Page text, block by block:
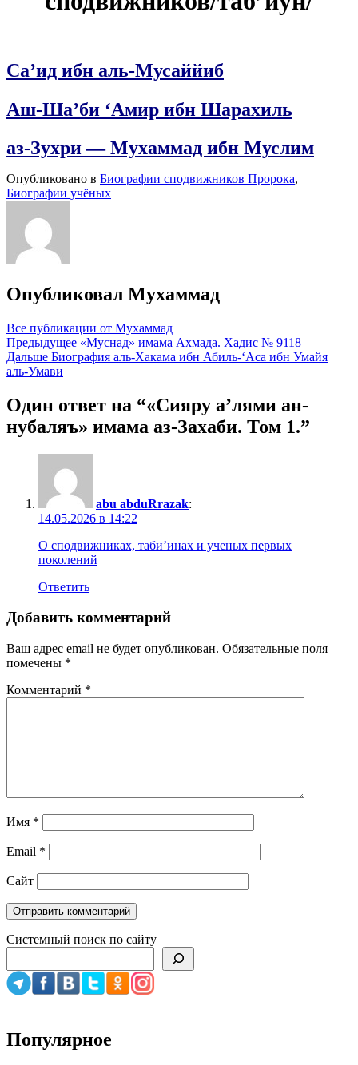
Са’ид ибн аль-Мусаййиб
Аш-Ша’би ‘Амир ибн Шарахиль
аз-Зухри — Мухаммад ибн Муслим
Опубликовано в Биографии сподвижников Пророка,
Биографии учёных
Опубликовал Мухаммад
Все публикации от Мухаммад
Навигация
по
Предыдущее «Муснад» имама Ахмада. Хадис № 9118
Дальше Биография аль-Хакама ибн Абиль-‘Аса ибн Умайя
аль-Умави
Один ответ на “«Сияру а’лями ан-
нубаляъ» имама аз-Захаби. Том 1.”
abu abduRrazak:
14.05.2026 в 14:22
О сподвижниках, таби’инах и ученых первых
поколений
Ответить
Добавить комментарий
Ваш адрес email не будет опубликован. Обязательные поля
помечены *
Комментарий *
Имя *
Email *
Сайт
Системный поиск по сайту
Популярное